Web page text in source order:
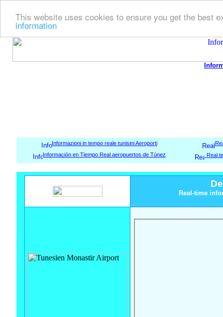
This website uses cookies to ensure you get the best
information
Informazioni in tempo reale tunisini Aeroporti
Información en Tiempo Real aeropuertos de Túnez Real
Real-time